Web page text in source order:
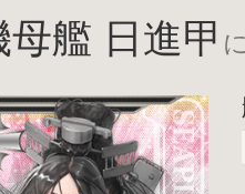
艦 日進甲